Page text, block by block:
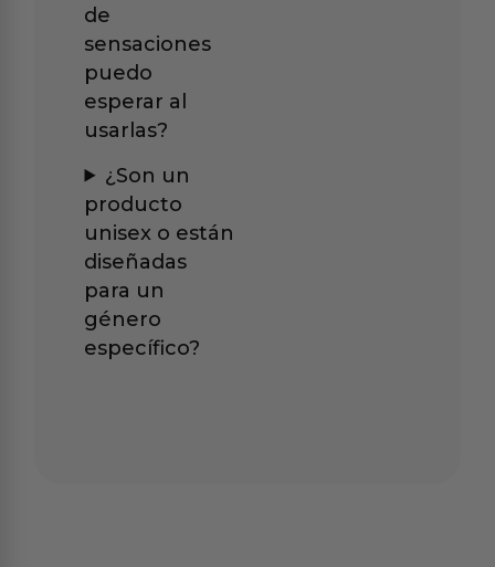
de
sensaciones
puedo
esperar al
usarlas?
¿Son un
producto
unisex o están
diseñadas
para un
género
específico?